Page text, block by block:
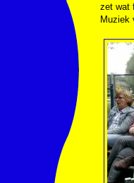
zet wat
Muziek